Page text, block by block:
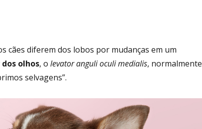
cães diferem dos lobos por mudanças em um
olhos, o levator anguli oculi medialis, normalmente
selvagens”.